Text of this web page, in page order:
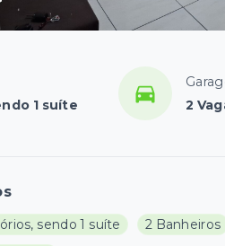
1 suíte
2
sendo 1 suíte 2 Banheiros